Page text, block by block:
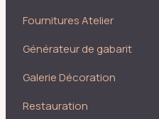
Fournitures Atelier
Générateur de gabarit
Galerie Décoration
Restauration